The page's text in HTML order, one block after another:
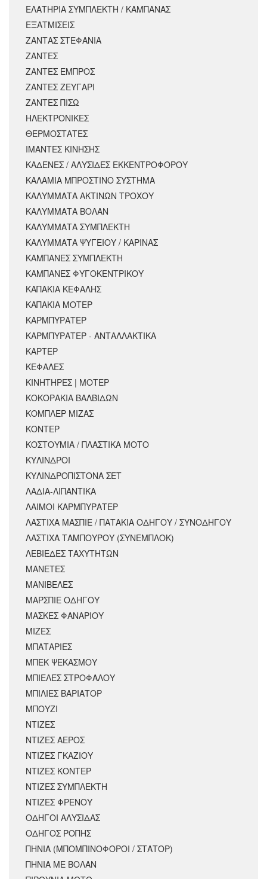
ΕΛΑΤΗΡΙΑ ΣΥΜΠΛΕΚΤΗ / ΚΑΜΠΑΝΑΣ
ΕΞΑΤΜΙΣΕΙΣ
ΖΑΝΤΑΣ ΣΤΕΦΑΝΙΑ
ΖΑΝΤΕΣ
ΖΑΝΤΕΣ ΕΜΠΡΟΣ
ΖΑΝΤΕΣ ΖΕΥΓΑΡΙ
ΖΑΝΤΕΣ ΠΙΣΩ
ΗΛΕΚΤΡΟΝΙΚΕΣ
ΘΕΡΜΟΣΤΑΤΕΣ
ΙΜΑΝΤΕΣ ΚΙΝΗΣΗΣ
ΚΑΔΕΝΕΣ / ΑΛΥΣΙΔΕΣ ΕΚΚΕΝΤΡΟΦΟΡΟΥ
ΚΑΛΑΜΙΑ ΜΠΡΟΣΤΙΝΟ ΣΥΣΤΗΜΑ
ΚΑΛΥΜΜΑΤΑ ΑΚΤΙΝΩΝ ΤΡΟΧΟΥ
ΚΑΛΥΜΜΑΤΑ ΒΟΛΑΝ
ΚΑΛΥΜΜΑΤΑ ΣΥΜΠΛΕΚΤΗ
ΚΑΛΥΜΜΑΤΑ ΨΥΓΕΙΟΥ / ΚΑΡΙΝΑΣ
ΚΑΜΠΑΝΕΣ ΣΥΜΠΛΕΚΤΗ
ΚΑΜΠΑΝΕΣ ΦΥΓΟΚΕΝΤΡΙΚΟΥ
ΚΑΠΑΚΙΑ ΚΕΦΑΛΗΣ
ΚΑΠΑΚΙΑ ΜΟΤΕΡ
ΚΑΡΜΠΥΡΑΤΕΡ
ΚΑΡΜΠΥΡΑΤΕΡ - ΑΝΤΑΛΛΑΚΤΙΚΑ
ΚΑΡΤΕΡ
ΚΕΦΑΛΕΣ
ΚΙΝΗΤΗΡΕΣ | ΜΟΤΕΡ
ΚΟΚΟΡΑΚΙΑ ΒΑΛΒΙΔΩΝ
ΚΟΜΠΛΕΡ ΜΙΖΑΣ
ΚΟΝΤΕΡ
ΚΟΣΤΟΥΜΙΑ / ΠΛΑΣΤΙΚΑ ΜΟΤΟ
ΚΥΛΙΝΔΡΟΙ
ΚΥΛΙΝΔΡΟΠΙΣΤΟΝΑ ΣΕΤ
ΛΑΔΙΑ-ΛΙΠΑΝΤΙΚΑ
ΛΑΙΜΟΙ ΚΑΡΜΠΥΡΑΤΕΡ
ΛΑΣΤΙΧΑ ΜΑΣΠΙΕ / ΠΑΤΑΚΙΑ ΟΔΗΓΟΥ / ΣΥΝΟΔΗΓΟΥ
ΛΑΣΤΙΧΑ ΤΑΜΠΟΥΡΟΥ (ΣΥΝΕΜΠΛΟΚ)
ΛΕΒΙΕΔΕΣ ΤΑΧΥΤΗΤΩΝ
ΜΑΝΕΤΕΣ
ΜΑΝΙΒΕΛΕΣ
ΜΑΡΣΠΙΕ ΟΔΗΓΟΥ
ΜΑΣΚΕΣ ΦΑΝΑΡΙΟΥ
ΜΙΖΕΣ
ΜΠΑΤΑΡΙΕΣ
ΜΠΕΚ ΨΕΚΑΣΜΟΥ
ΜΠΙΕΛΕΣ ΣΤΡΟΦΑΛΟΥ
ΜΠΙΛΙΕΣ ΒΑΡΙΑΤΟΡ
ΜΠΟΥΖΙ
ΝΤΙΖΕΣ
ΝΤΙΖΕΣ ΑΕΡΟΣ
ΝΤΙΖΕΣ ΓΚΑΖΙΟΥ
ΝΤΙΖΕΣ ΚΟΝΤΕΡ
ΝΤΙΖΕΣ ΣΥΜΠΛΕΚΤΗ
ΝΤΙΖΕΣ ΦΡΕΝΟΥ
ΟΔΗΓΟΙ ΑΛΥΣΙΔΑΣ
ΟΔΗΓΟΣ ΡΟΠΗΣ
ΠΗΝΙΑ (ΜΠΟΜΠΙΝΟΦΟΡΟΙ / ΣΤΑΤΟΡ)
ΠΗΝΙΑ ΜΕ ΒΟΛΑΝ